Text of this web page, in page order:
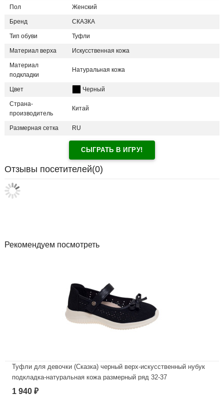
Пол Женский
Бренд СКАЗКА
Тип обуви Туфли
Материал верха Искусственная кожа
Материал
подкладки
Натуральная кожа
Цвет Черный
Страна-
производитель
Китай
Размерная сетка RU
СЫГРАТЬ В ИГРУ!
Отзывы посетителей(0)
Рекомендуем посмотреть
Туфли для девочки (Сказка) черный верх-искусственный нубук
подкладка-натуральная кожа размерный ряд 32-37
арт.R211894733BK
1 940 ₽